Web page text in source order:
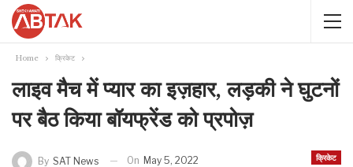
Home क्रिकेट
लाइव मैच में प्यार का इज़हार, लड़की ने घुटनों
पर बैठ किया बॉयफ्रेंड को प्रपोज़
क्रिकेट
By SAT News On May 5, 2022